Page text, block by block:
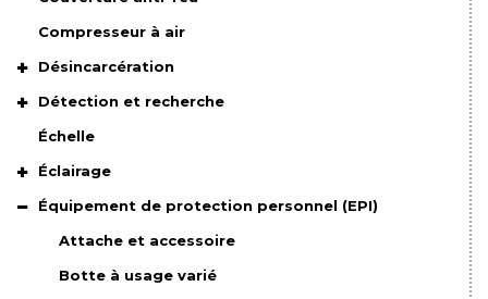
Compresseur à air
Désincarcération
Détection et recherche
Échelle
Éclairage
Équipement de protection personnel (EPI)
Attache et accessoire
Botte à usage varié